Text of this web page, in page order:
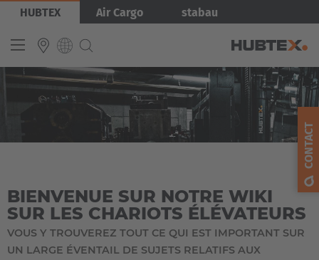
Aller
contenu
HUBTEX Air Cargo stabau
INTERNATIONAL
Français
BIENVENUE SUR NOTRE WIKI
SUR LES CHARIOTS ÉLÉVATEURS
VOUS Y TROUVEREZ TOUT CE QUI EST IMPORTANT SUR
UN LARGE ÉVENTAIL DE SUJETS RELATIFS AUX
CONTACT